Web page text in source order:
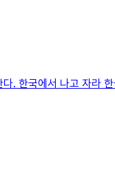
. 한국에서 나고 자라